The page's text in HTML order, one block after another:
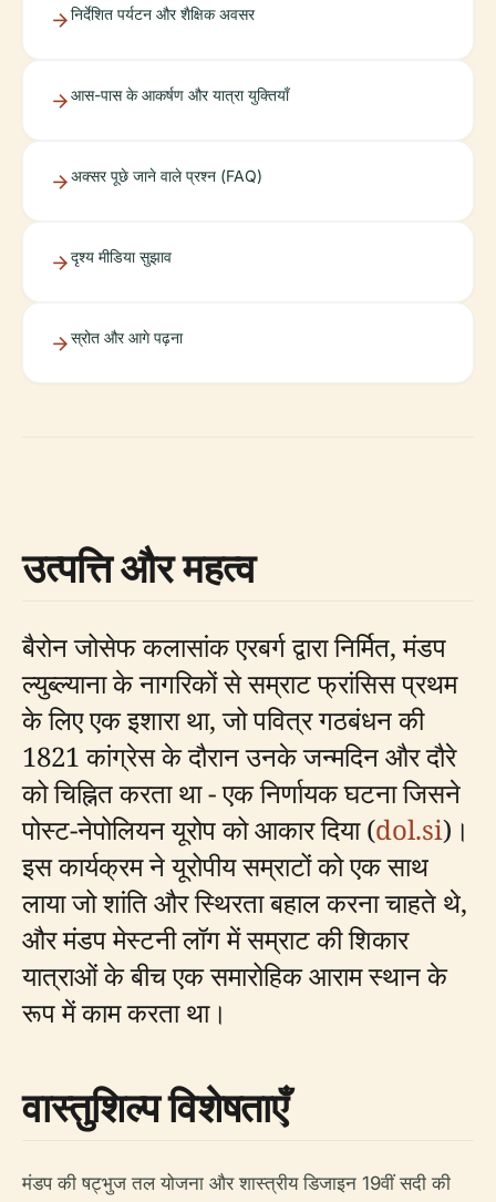
निर्देशित पर्यटन और शैक्षिक अवसर
आस-पास के आकर्षण और यात्रा युक्तियाँ
अक्सर पूछे जाने वाले प्रश्न (FAQ)
दृश्य मीडिया सुझाव
स्रोत और आगे पढ़ना
उत्पत्ति और महत्व
बैरोन जोसेफ कलासांक एरबर्ग द्वारा निर्मित, मंडप
ल्युब्ल्याना के नागरिकों से सम्राट फ्रांसिस प्रथम
के लिए एक इशारा था, जो पवित्र गठबंधन की
1821 कांग्रेस के दौरान उनके जन्मदिन और दौरे
को चिह्नित करता था - एक निर्णायक घटना जिसने
पोस्ट-नेपोलियन यूरोप को आकार दिया (dol.si)।
इस कार्यक्रम ने यूरोपीय सम्राटों को एक साथ
लाया जो शांति और स्थिरता बहाल करना चाहते थे,
और मंडप मेस्टनी लॉग में सम्राट की शिकार
यात्राओं के बीच एक समारोहिक आराम स्थान के
रूप में काम करता था।
वास्तुशिल्प विशेषताएँ
मंडप की षट्भुज तल योजना और शास्त्रीय डिजाइन 19वीं सदी की